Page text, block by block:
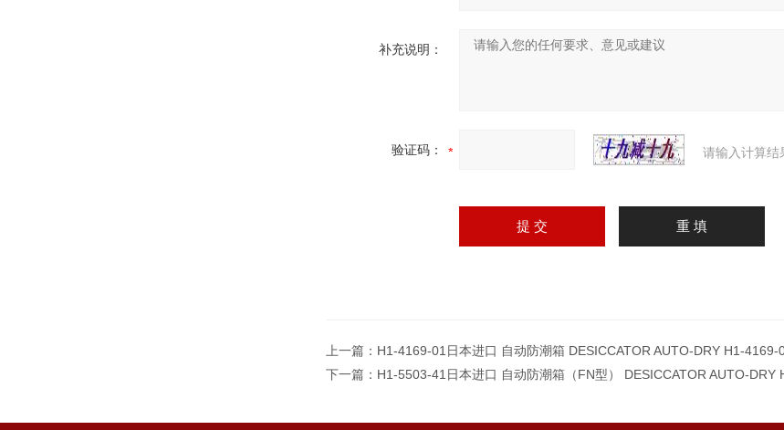
补充说明：
验证码： 请输入计算结
上一篇： H1-4169-01日本进口 自动防潮箱 DESICCATOR AUTO-DRY H1-4169-
下一篇： H1-5503-41日本进口 自动防潮箱（FN型） DESICCATOR AUTO-DRY